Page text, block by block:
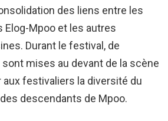
des liens entre les
Mpoo et les autres
Durant le festival, de
mises au devant de la scène
festivaliers la diversité du
descendants de Mpoo.